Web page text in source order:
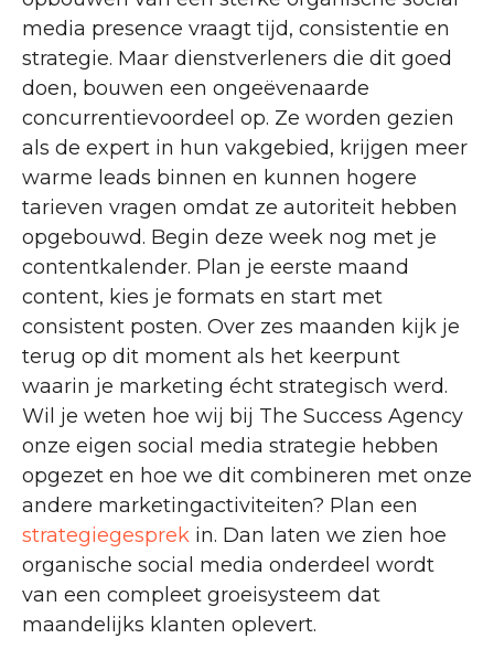
media presence vraagt tijd, consistentie en
strategie. Maar dienstverleners die dit goed
doen, bouwen een ongeëvenaarde
concurrentievoordeel op. Ze worden gezien
als de expert in hun vakgebied, krijgen meer
warme leads binnen en kunnen hogere
tarieven vragen omdat ze autoriteit hebben
opgebouwd. Begin deze week nog met je
contentkalender. Plan je eerste maand
content, kies je formats en start met
consistent posten. Over zes maanden kijk je
terug op dit moment als het keerpunt
waarin je marketing écht strategisch werd.
Wil je weten hoe wij bij The Success Agency
onze eigen social media strategie hebben
opgezet en hoe we dit combineren met onze
andere marketingactiviteiten? Plan een
strategiegesprek in. Dan laten we zien hoe
organische social media onderdeel wordt
van een compleet groeisysteem dat
maandelijks klanten oplevert.